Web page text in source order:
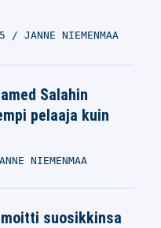
JANNE NIEMENMAA
Salahin
pelaaja kuin
NIEMENMAA
suosikkinsa